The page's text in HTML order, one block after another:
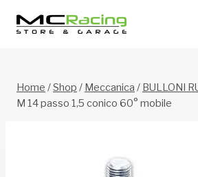
Home /Shop / Meccanica / BULLONI
M 14 passo 1,5 conico 60° mobile